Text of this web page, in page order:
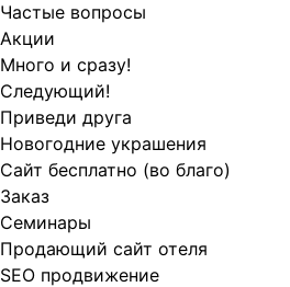
Частые вопросы
Акции
Много и сразу!
Следующий!
Приведи друга
Новогодние украшения
Сайт бесплатно (во благо)
Заказ
Cеминары
Продающий сайт отеля
SEO продвижение